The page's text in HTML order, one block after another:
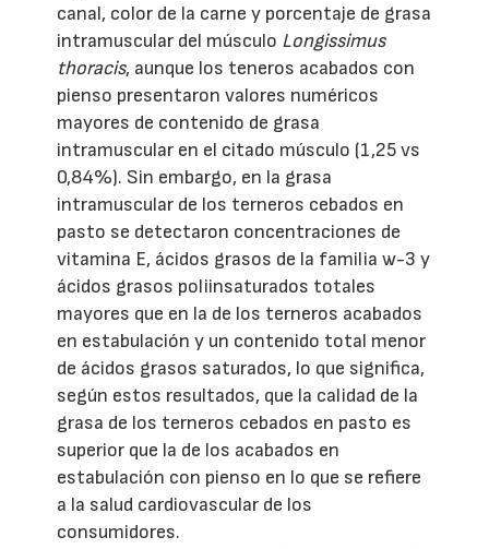
canal, color de la carne y porcentaje de grasa
intramuscular del músculo Longissimus
thoracis, aunque los teneros acabados con
pienso presentaron valores numéricos
mayores de contenido de grasa
intramuscular en el citado músculo (1,25 vs
0,84%). Sin embargo, en la grasa
intramuscular de los terneros cebados en
pasto se detectaron concentraciones de
vitamina E, ácidos grasos de la familia w-3 y
ácidos grasos poliinsaturados totales
mayores que en la de los terneros acabados
en estabulación y un contenido total menor
de ácidos grasos saturados, lo que significa,
según estos resultados, que la calidad de la
grasa de los terneros cebados en pasto es
superior que la de los acabados en
estabulación con pienso en lo que se refiere
a la salud cardiovascular de los
consumidores.